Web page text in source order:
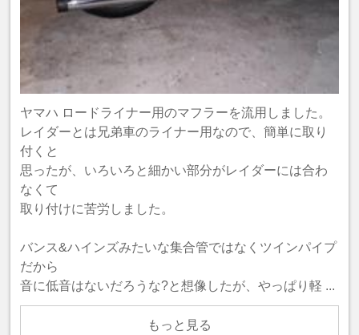
ヤマハ ロードライナー用のマフラーを流用しました。
レイダーとは兄弟車のライナー用なので、簡単に取り
付くと
思ったが、いろいろと細かい部分がレイダーには合わ
なくて
取り付けに苦労しました。
バンス&ハインズみたいな集合管ではなくツインパイプ
だから
音に低音はないだろうな?と想像したが、やっぱり軽 ...
もっと見る